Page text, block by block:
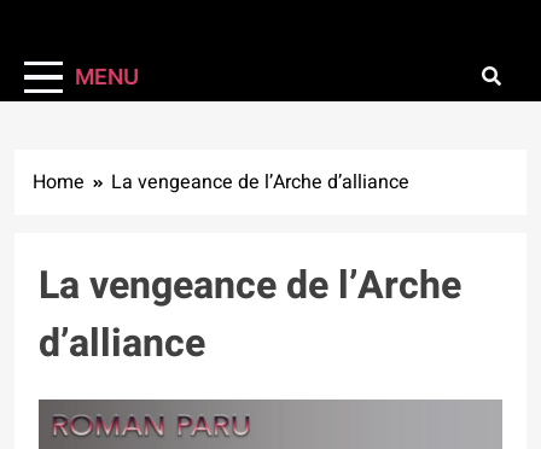
MENU
Home La vengeance de l’Arche d’alliance
La vengeance de l’Arche
d’alliance